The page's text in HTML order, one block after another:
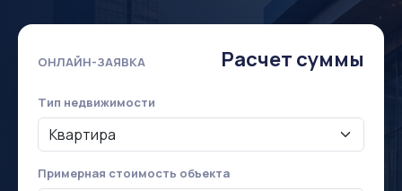
ОНЛАЙН-ЗАЯВКА Расчет суммы
Тип недвижимости
Примерная стоимость объекта